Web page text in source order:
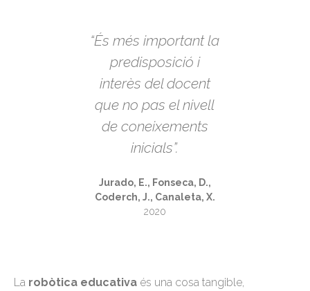
“És més important la
predisposició i
interès del docent
que no pas el nivell
de coneixements
inicials”.
Jurado, E., Fonseca, D.,
Coderch, J., Canaleta, X.
2020
La robòtica educativa és una cosa tangible,